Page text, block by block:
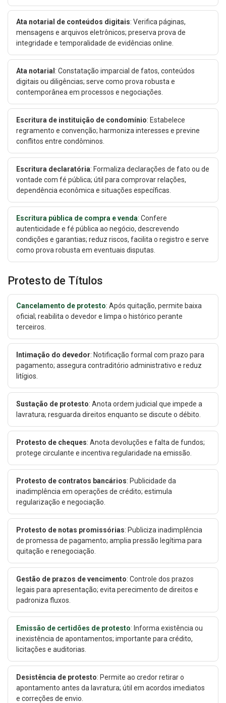
Ata notarial de conteúdos digitais: Verifica páginas,
mensagens e arquivos eletrônicos; preserva prova de
integridade e temporalidade de evidências online.
Ata notarial : Constatação imparcial de fatos, conteúdos
digitais ou diligências; serve como prova robusta e
contemporânea em processos e negociações.
Escritura de instituição de condomínio: Estabelece
regramento e convenção; harmoniza interesses e previne
conflitos entre condôminos.
Escritura declaratória: Formaliza declarações de fato ou de
vontade com fé pública; útil para comprovar relações,
dependência econômica e situações específicas.
Escritura pública de compra e venda: Confere
autenticidade e fé pública ao negócio, descrevendo
condições e garantias; reduz riscos, facilita o registro e serve
como prova robusta em eventuais disputas.
Protesto de Títulos
Cancelamento de protesto: Após quitação, permite baixa
oficial; reabilita o devedor e limpa o histórico perante
terceiros.
Intimação do devedor: Notificação formal com prazo para
pagamento; assegura contraditório administrativo e reduz
litígios.
Sustação de protesto: Anota ordem judicial que impede a
lavratura; resguarda direitos enquanto se discute o débito.
Protesto de cheques: Anota devoluções e falta de fundos;
protege circulante e incentiva regularidade na emissão.
Protesto de contratos bancários: Publicidade da
inadimplência em operações de crédito; estimula
regularização e negociação.
Protesto de notas promissórias: Publiciza inadimplência
de promessa de pagamento; amplia pressão legítima para
quitação e renegociação.
Gestão de prazos de vencimento: Controle dos prazos
legais para apresentação; evita perecimento de direitos e
padroniza fluxos.
Emissão de certidões de protesto: Informa existência ou
inexistência de apontamentos; importante para crédito,
licitações e auditorias.
Desistência de protesto: Permite ao credor retirar o
apontamento antes da lavratura; útil em acordos imediatos
e correções de envio.